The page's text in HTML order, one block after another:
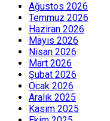
Ağustos 2026
Temmuz 2026
Haziran 2026
Mayıs 2026
Nisan 2026
Mart 2026
Şubat 2026
Ocak 2026
Aralık 2025
Kasım 2025